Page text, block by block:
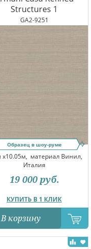
Structures 1
GA2-9251
Образец в шоу-руме
x10.05м, материал Винил,
Италия
КУПИТЬ В 1 КЛИК
19 000 руб.
В корзину